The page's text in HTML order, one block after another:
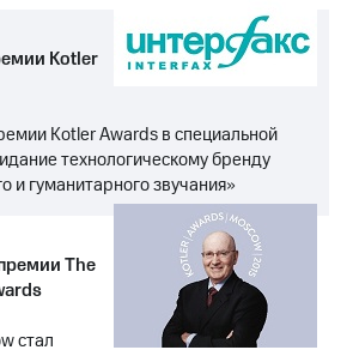
Kotler
Kotler Awards в специальной
технологическому бренду
и гуманитарного звучания»
The
стал